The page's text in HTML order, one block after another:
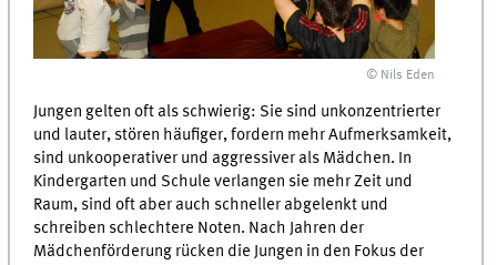
© Nils Eden
Jungen gelten oft als schwierig: Sie sind unkonzentrierter
und lauter, stören häufiger, fordern mehr Aufmerksamkeit,
sind unkooperativer und aggressiver als Mädchen. In
Kindergarten und Schule verlangen sie mehr Zeit und
Raum, sind oft aber auch schneller abgelenkt und
schreiben schlechtere Noten. Nach Jahren der
Mädchenförderung rücken die Jungen in den Fokus der